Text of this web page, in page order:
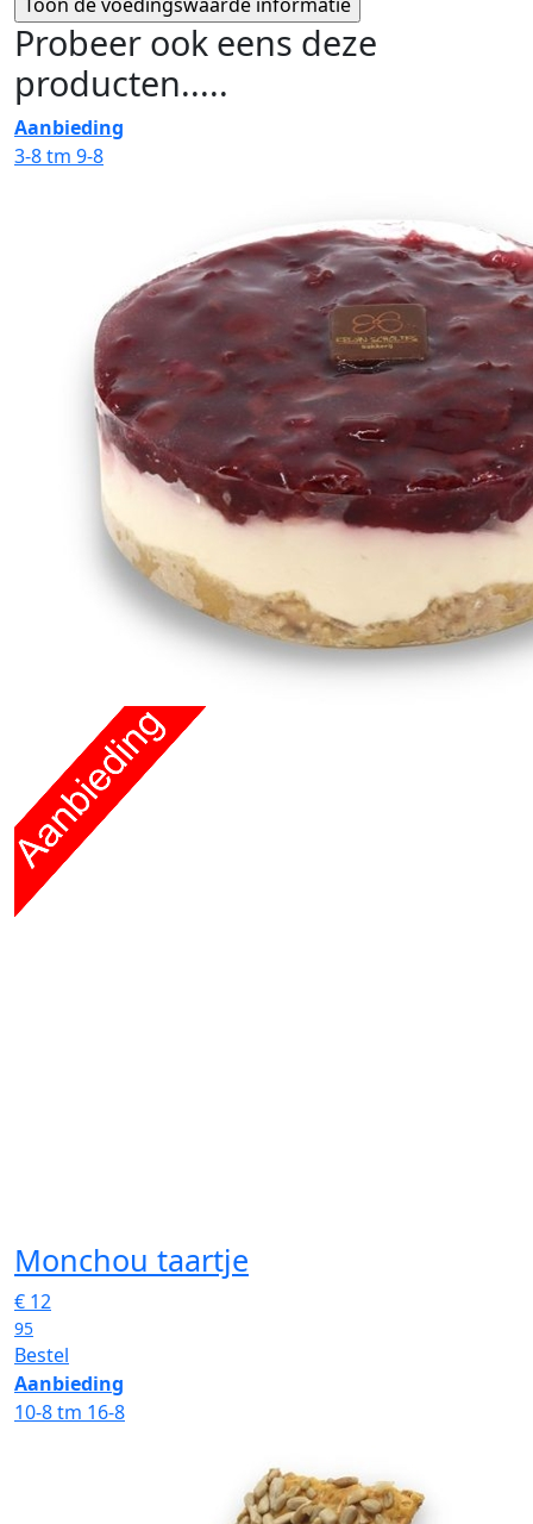
Probeer ook eens deze
producten.....
Aanbieding
3-8 tm 9-8
Monchou taartje
€ 12
95
Bestel
Aanbieding
10-8 tm 16-8